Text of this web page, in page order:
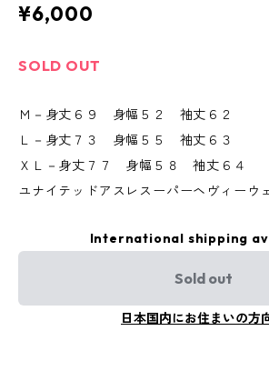
¥6,000
SOLD OUT
Ｍ－身丈６９ 身幅５２ 袖丈６２
Ｌ－身丈７３ 身幅５５ 袖丈６３
ＸＬ－身丈７７ 身幅５８ 袖丈６４
ユナイテッドアスレスーパーヘヴィーウ
International shipping
Sold out
日本国内にお住まいの方